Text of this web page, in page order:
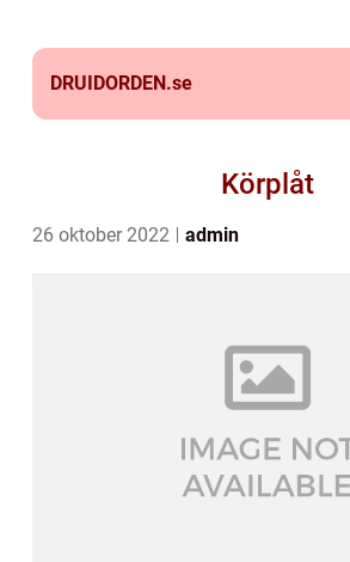
DRUIDORDEN.se
Körplåt
26 oktober 2022 admin